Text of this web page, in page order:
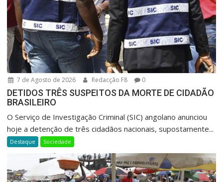
7 de Agosto de 2026 Redacção F8 0
DETIDOS TRÊS SUSPEITOS DA MORTE DE CIDADÃO
BRASILEIRO
O Serviço de Investigação Criminal (SIC) angolano anunciou
hoje a detenção de três cidadãos nacionais, supostamente...
Destaque Sociedade